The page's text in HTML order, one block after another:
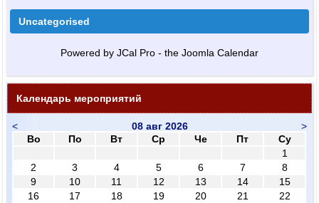
Uncategorised
Powered by JCal Pro - the Joomla Calendar
Календарь мероприятий
< >
08 авг 2026
Во
По Вт Ср Че Пт
Су
1
2
3 4 5 6 7
8
9
10 11 12 13 14
15
16
17 18 19 20 21
22